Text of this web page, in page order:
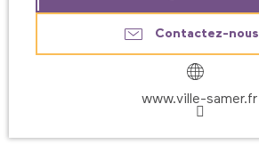
Contactez-nous
www.ville-samer.fr